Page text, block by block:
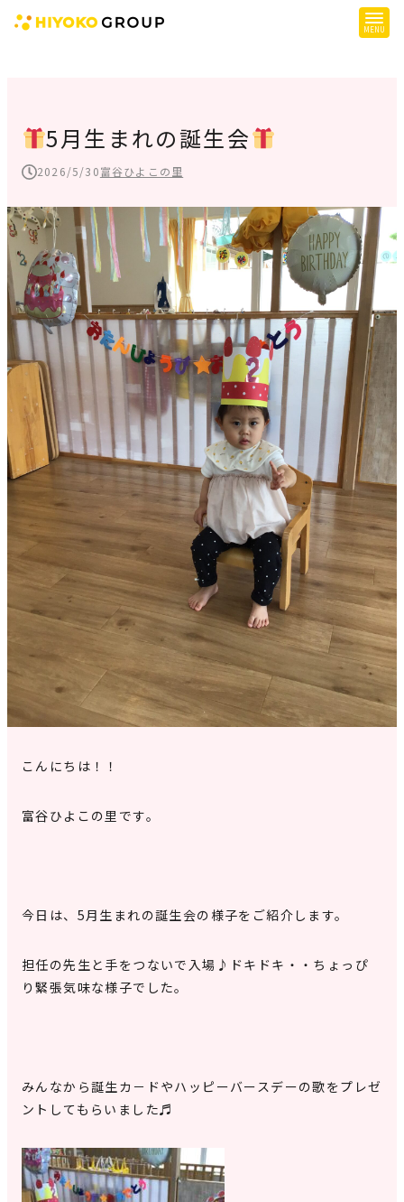
提供サービス
子育て支援
障がい児支援
障がい者支援
施設一覧
会社概要
お知らせ
採用情報
施設空き状況はこちら
見学申込・お問合せ
5月生まれの誕生会
2026/5/30富谷ひよこの里
こんにちは！！
富谷ひよこの里です。
今日は、5月生まれの誕生会の様子をご紹介します。
担任の先生と手をつないで入場♪ドキドキ・・ちょっぴ
り緊張気味な様子でした。
みんなから誕生カ－ドやハッピーバースデーの歌をプレゼ
ントしてもらいました♬